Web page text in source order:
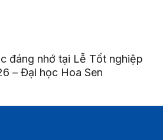
đáng nhớ tại Lễ Tốt nghiệp
– Đại học Hoa Sen